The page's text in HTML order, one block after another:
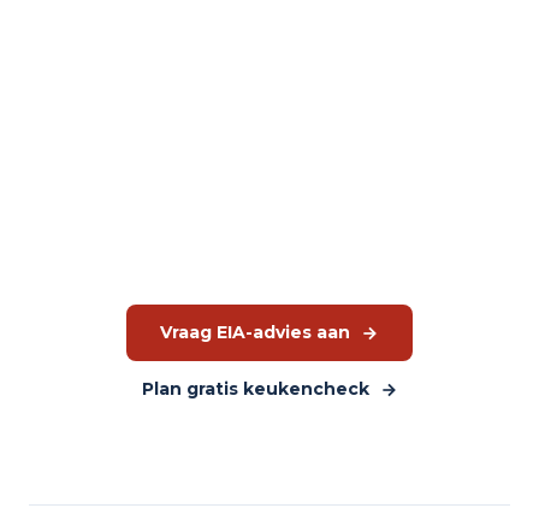
Vraag EIA-advies aan
Plan gratis keukencheck